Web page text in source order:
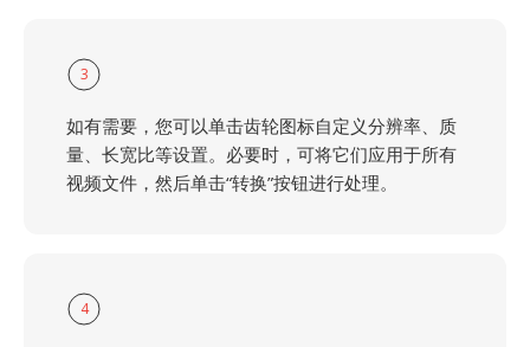
3
如有需要，您可以单击齿轮图标自定义分辨率、质
量、长宽比等设置。必要时，可将它们应用于所有
视频文件，然后单击“转换”按钮进行处理。
4